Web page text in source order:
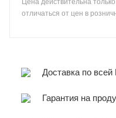
Цена действительна
отличаться от цен в
Доставка по всей
Гарантия на